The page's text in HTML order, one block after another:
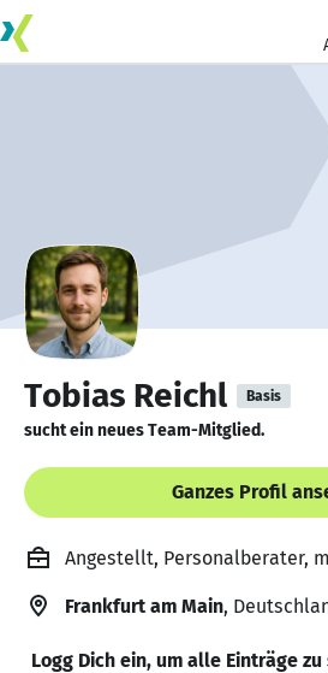
Tobias Reichl Basis
sucht ein neues Team-Mitglied.
Ganzes Profil
Angestellt, Personalberater,
Frankfurt am Main,
Logg Dich ein, um alle Einträge zu